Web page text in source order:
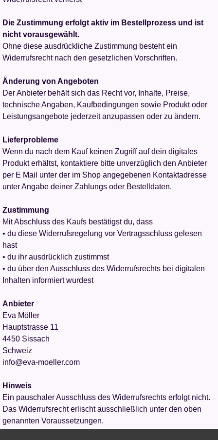
Die Zustimmung erfolgt aktiv im Bestellprozess und ist
nicht vorausgewählt.
Ohne diese ausdrückliche Zustimmung besteht ein
Widerrufsrecht nach den gesetzlichen Vorschriften.
Änderung von Angeboten
Der Anbieter behält sich das Recht vor, Inhalte, Preise,
technische Angaben, Kaufbedingungen sowie Produkt oder
Leistungsangebote jederzeit anzupassen oder zu ändern.
Lieferprobleme
Wenn du nach dem Kauf keinen Zugriff auf dein digitales
Produkt erhältst, kontaktiere bitte unverzüglich den Anbieter
per E Mail unter der im Shop angegebenen Kontaktadresse
unter Angabe deiner Zahlungs oder Bestelldaten.
Zustimmung
Mit Abschluss des Kaufs bestätigst du, dass
• du diese Widerrufsregelung vor Vertragsschluss gelesen
hast
• du ihr ausdrücklich zustimmst
• du über den Ausschluss des Widerrufsrechts bei digitalen
Inhalten informiert wurdest
Anbieter
Eva Möller
Hauptstrasse 11
4450 Sissach
Schweiz
info@eva-moeller.com
Hinweis
Ein pauschaler Ausschluss des Widerrufsrechts erfolgt nicht.
Das Widerrufsrecht erlischt ausschließlich unter den oben
genannten Voraussetzungen.